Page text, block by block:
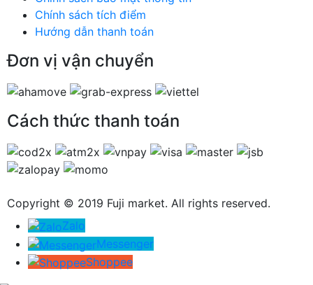
Chính sách tích điểm
Hướng dẫn thanh toán
Đơn vị vận chuyển
Cách thức thanh toán
Copyright © 2019 Fuji market. All rights reserved.
Zalo
Messenger
Shoppee